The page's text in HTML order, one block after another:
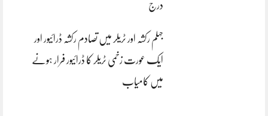
درج
جہلم رکشہ اور ٹریلر میں تصادم رکشہ ڈرائیور اور
ایک عورت زخمی ٹریلر کا ڈرائیور فرار ہونے
میں کامیاب